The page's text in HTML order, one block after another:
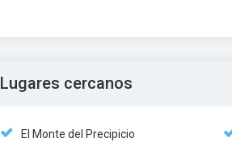
Lugares cercanos
El Monte del Precipicio